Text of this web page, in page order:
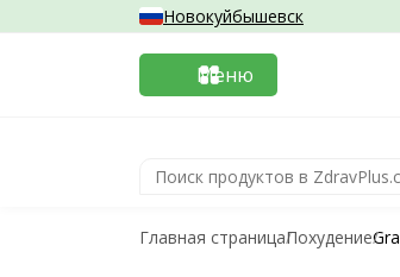
Новокуйбышевск
Меню
Главная страницаПохудение